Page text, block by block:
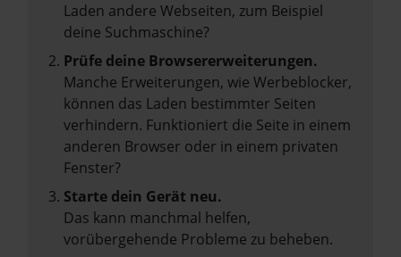
Laden andere Webseiten, zum Beispiel
deine Suchmaschine?
Prüfe deine Browsererweiterungen.
Manche Erweiterungen, wie Werbeblocker,
können das Laden bestimmter Seiten
verhindern. Funktioniert die Seite in einem
anderen Browser oder in einem privaten
Fenster?
Starte dein Gerät neu.
Das kann manchmal helfen,
vorübergehende Probleme zu beheben.